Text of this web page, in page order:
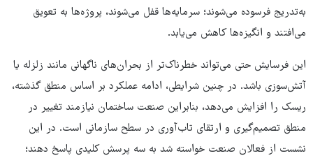
به‌تدریج فرسوده می‌شوند؛ سرمایه‌ها قفل می‌شوند، پروژه‌ها به تعویق
می‌افتند و انگیزه‌ها کاهش می‌یابد.
این فرسایش حتی می‌تواند خطرناک‌تر از بحران‌های ناگهانی مانند زلزله یا
آتش‌سوزی باشد. در چنین شرایطی، ادامه عملکرد بر اساس منطق گذشته،
ریسک را افزایش می‌دهد، بنابراین صنعت ساختمان نیازمند تغییر در
منطق تصمیم‌گیری و ارتقای تاب‌آوری در سطح سازمانی است. در این
نشست از فعالان صنعت خواسته شد به سه پرسش کلیدی پاسخ دهند؛